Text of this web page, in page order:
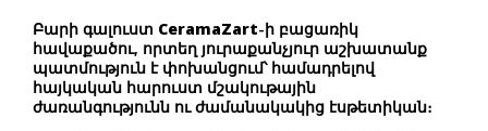
Բարի գալուստ CeramaZart-ի բացառիկ
հավաքածու, որտեղ յուրաքանչյուր աշխատանք
պատմություն է փոխանցում՝ համադրելով
հայկական հարուստ մշակութային
ժառանգությունն ու ժամանակակից էսթետիկան։